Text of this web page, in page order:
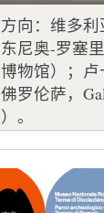
向：维多
尼奥-罗塞
博物馆）；
罗伦萨，
。